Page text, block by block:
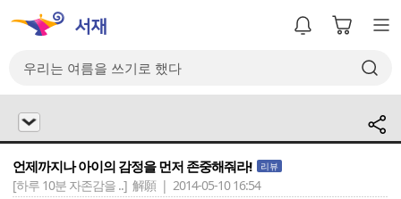
언제까지나 아이의 감정을 먼저 존중해줘라! 리뷰
[하루 10분 자존감을 ..] 解願 | 2014-05-10 16:54